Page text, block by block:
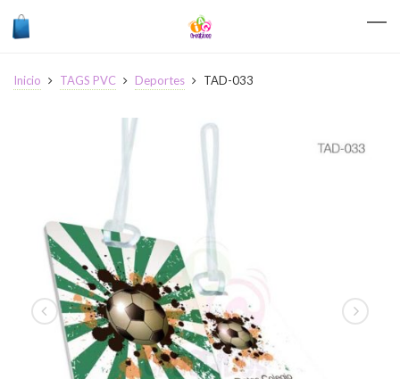
Inicio TAGS PVC Deportes TAD-033